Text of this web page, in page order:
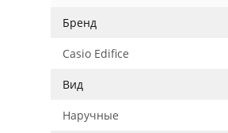
Бренд
Casio Edifice
Вид
Наручные